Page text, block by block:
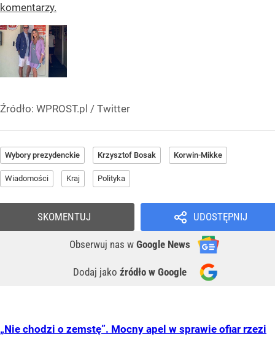
komentarzy.
Źródło: WPROST.pl / Twitter
Wybory prezydenckie Krzysztof Bosak Korwin-Mikke
Wiadomości Kraj Polityka
UDOSTĘPNIJ
Obserwuj nas w Google News
Dodaj jako źródło w Google
SKOMENTUJ
„Nie chodzi o zemstę”. Mocny apel w sprawie ofiar rzezi